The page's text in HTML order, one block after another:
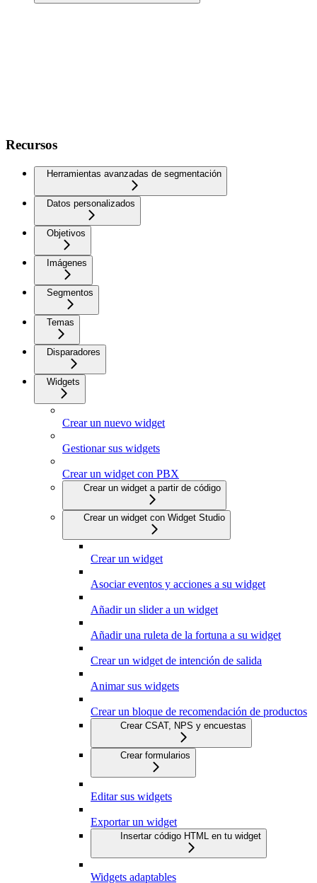
Recursos
Herramientas avanzadas de segmentación
Datos personalizados
Objetivos
Imágenes
Segmentos
Temas
Disparadores
Widgets
Crear un nuevo widget
Gestionar sus widgets
Crear un widget con PBX
Crear un widget a partir de código
Crear un widget con Widget Studio
Crear un widget
Asociar eventos y acciones a su widget
Añadir un slider a un widget
Añadir una ruleta de la fortuna a su widget
Crear un widget de intención de salida
Animar sus widgets
Crear un bloque de recomendación de productos
Crear CSAT, NPS y encuestas
Crear formularios
Editar sus widgets
Exportar un widget
Insertar código HTML en tu widget
Widgets adaptables